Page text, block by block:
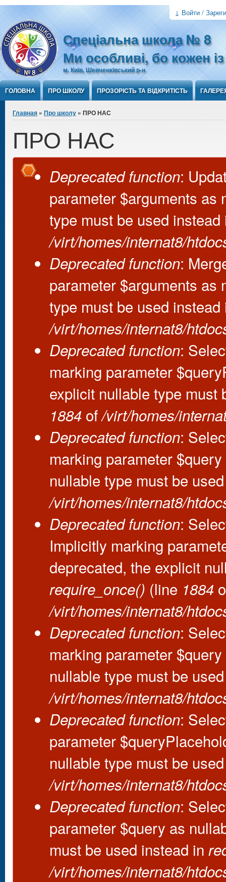
Jump to Content
↓ Войти /
Спеціальна школа № 8
Ми особливі, бо кожен
м. Київ, Шевченківський р-н
ГОЛОВНА ПРО ШКОЛУ ПРОЗОРІСТЬ ТА ВІДКРИТІСТЬ
Вы здесь
Главная » Про школу » ПРО НАС
ПРО НАС
Сообщение об ошибке
Deprecated function:
parameter $arguments as
type must be used
/virt/homes/internat8/
Deprecated function:
parameter $arguments as
type must be used
/virt/homes/internat8/
Deprecated function:
marking parameter
explicit nullable type
1884 of/virt/homes/
Deprecated function:
marking parameter
nullable type must be
/virt/homes/internat8/
Deprecated function:
Implicitly marking
deprecated, the explicit
require_once() (line 1884
/virt/homes/internat8/
Deprecated function:
marking parameter
nullable type must be
/virt/homes/internat8/
Deprecated function:
parameter
nullable type must be
/virt/homes/internat8/
Deprecated function:
parameter $query as
must be used instead in
/virt/homes/internat8/